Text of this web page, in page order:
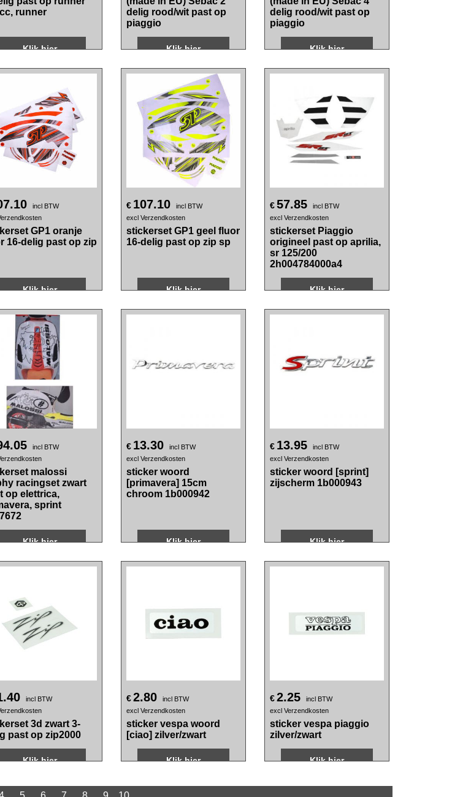
3D zwart/grijs
past op runner
stickerset voorvorkpoot
(made in EU) Sebac 2
delig rood/wit past op
piaggio
stickerset voorvorkpoot
(made in EU) Sebac 4
delig rood/wit past op
piaggio
incl BTW
Klik hier
€107.10
incl BTW
excl Verzendkosten
€57.85
incl BTW
excl Verzendkosten
stickerset Piaggio
sr 125/200
incl BTW
malossi
racingset zwart
op elettrica,
€13.30
incl BTW
[primavera] 15cm
chroom 1b000942
zijscherm 1b000943
incl BTW
3d zwart 3-
€2.80
incl BTW
sticker vespa woord
€2.25
incl BTW
sticker vespa piaggio